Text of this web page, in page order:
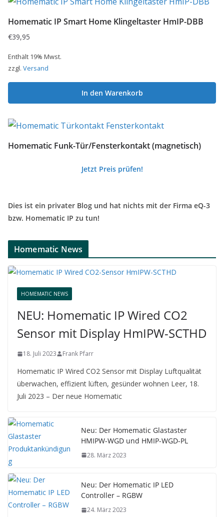
Homematic IP Smart Home Klingeltaster HmIP-DBB
€39,95
Enthält 19% Mwst.
zzgl. Versand
In den Warenkorb
Homematic Funk-Tür/Fensterkontakt (magnetisch)
Jetzt Preis prüfen!
Dies ist ein privater Blog und hat nichts mit der Firma eQ-3
bzw. Homematic IP zu tun!
Homematic News
HOMEMATIC NEWS
NEU: Homematic IP Wired CO2
Sensor mit Display HmIPW-SCTHD
18. Juli 2023 Frank Pfarr
Homematic IP Wired CO2 Sensor mit Display Luftqualität
überwachen, effizient lüften, gesünder wohnen Leer, 18.
Juli 2023 – Der neue Homematic
Neu: Der Homematic Glastaster
HMIPW-WGD und HMIP-WGD-PL
28. März 2023
Neu: Der Homematic IP LED
Controller – RGBW
24. März 2023